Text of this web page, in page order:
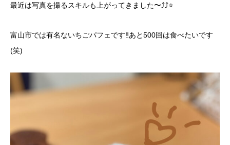
最近は写真を撮るスキルも上がってきました〜⤴︎︎⤴︎︎⭐️
富山市では有名ないちごパフェです‼️あと500回は食べたいです
(笑)